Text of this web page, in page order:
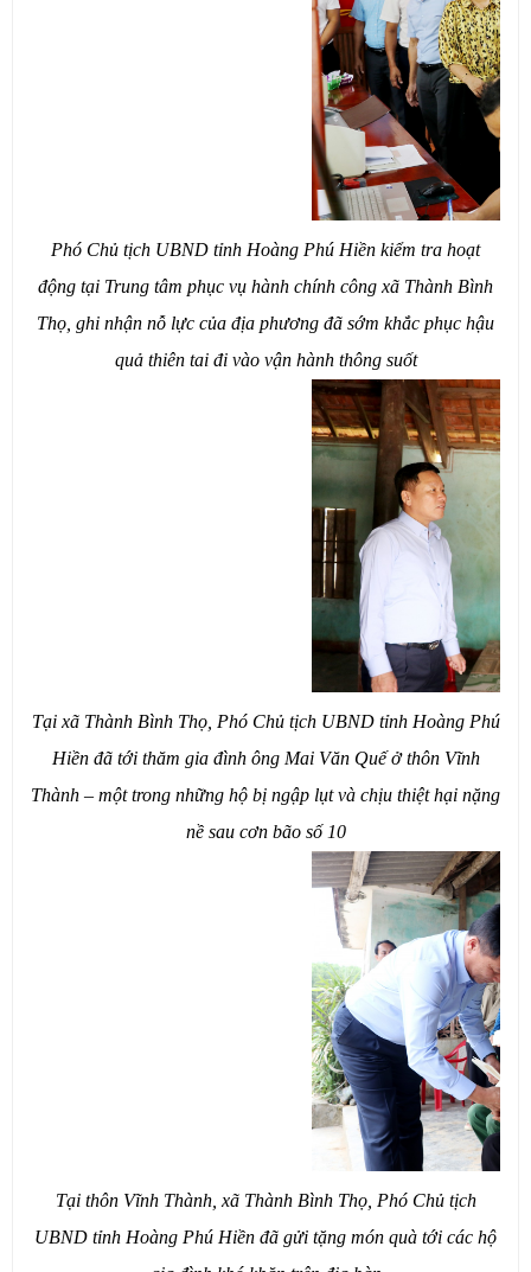
Phó Chủ tịch UBND tỉnh Hoàng Phú Hiền kiểm tra hoạt
động tại Trung tâm phục vụ hành chính công xã Thành Bình
Thọ, ghi nhận nỗ lực của địa phương đã sớm khắc phục hậu
quả thiên tai đi vào vận hành thông suốt
Tại xã Thành Bình Thọ, Phó Chủ tịch UBND tỉnh Hoàng Phú
Hiền đã tới thăm gia đình ông Mai Văn Quế ở thôn Vĩnh
Thành – một trong những hộ bị ngập lụt và chịu thiệt hại nặng
nề sau cơn bão số 10
Tại thôn Vĩnh Thành, xã Thành Bình Thọ, Phó Chủ tịch
UBND tỉnh Hoàng Phú Hiền đã gửi tặng món quà tới các hộ